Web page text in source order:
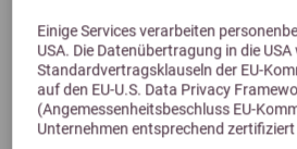
Einige Services verarbeiten
USA. Die Datenübertragung in die
Standardvertragsklauseln der EU-
auf den EU-U.S. Data Privacy
(Angemessenheitsbeschluss EU-
Unternehmen entsprechend zertifiziert